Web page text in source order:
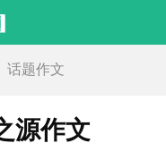
话题作文
源作文